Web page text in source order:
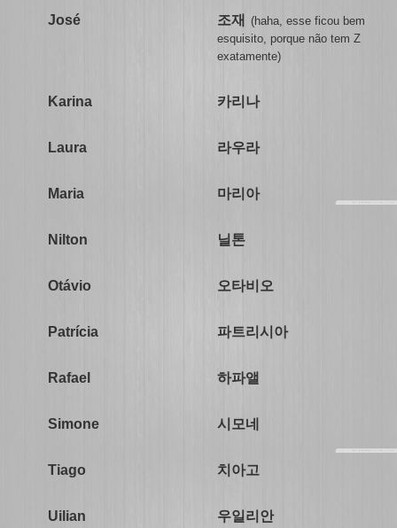
José 조재 (haha, esse ficou bem
esquisito, porque não tem Z
exatamente)
Karina 카리나
Laura 라우라
Maria 마리아
Nilton 닐톤
Otávio 오타비오
Patrícia 파트리시아
Rafael 하파앨
Simone 시모네
Tiago 치아고
Uilian 우일리안